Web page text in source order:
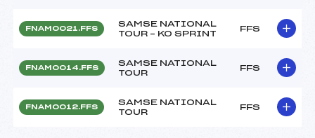
FNAM0021.FFS
SAMSE NATIONAL
TOUR – KO SPRINT
FFS
FNAM0014.FFS
SAMSE NATIONAL
TOUR
FFS
FNAM0012.FFS
SAMSE NATIONAL
TOUR
FFS